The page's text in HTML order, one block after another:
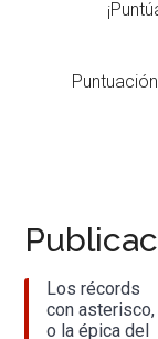
Los récords
con asterisco,
o la épica del